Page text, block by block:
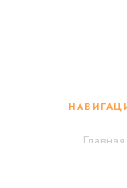
Главная